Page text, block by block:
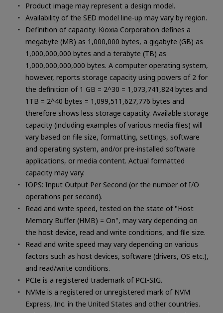
Product image may represent a design model.
Availability of the SED model line-up may vary by region.
Definition of capacity: Kioxia Corporation defines a
megabyte (MB) as 1,000,000 bytes, a gigabyte (GB) as
1,000,000,000 bytes and a terabyte (TB) as
1,000,000,000,000 bytes. A computer operating system,
however, reports storage capacity using powers of 2 for
the definition of 1 GB = 2^30 = 1,073,741,824 bytes and
1TB = 2^40 bytes = 1,099,511,627,776 bytes and
therefore shows less storage capacity. Available storage
capacity (including examples of various media files) will
vary based on file size, formatting, settings, software
and operating system, and/or pre-installed software
applications, or media content. Actual formatted
capacity may vary.
IOPS: Input Output Per Second (or the number of I/O
operations per second).
Read and write speed, tested on the state of "Host
Memory Buffer (HMB) = On", may vary depending on
the host device, read and write conditions, and file size.
Read and write speed may vary depending on various
factors such as host devices, software (drivers, OS etc.),
and read/write conditions.
PCIe is a registered trademark of PCI-SIG.
NVMe is a registered or unregistered mark of NVM
Express, Inc. in the United States and other countries.